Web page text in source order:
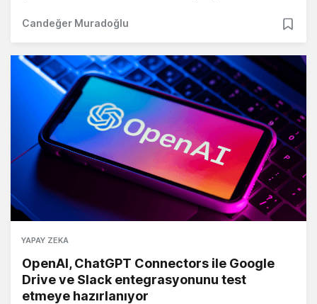
Candeğer Muradoğlu
YAPAY ZEKA
OpenAI, ChatGPT Connectors ile Google
Drive ve Slack entegrasyonunu test
etmeye hazırlanıyor